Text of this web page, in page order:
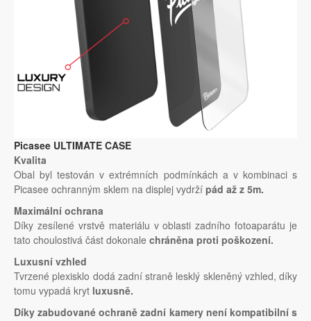
Picasee ULTIMATE CASE
Kvalita
Obal byl testován v extrémních podmínkách a v kombinaci s
Picasee ochranným sklem na displej vydrží pád až z 5m.
Maximální ochrana
Díky zesílené vrstvě materiálu v oblasti zadního fotoaparátu je
tato choulostivá část dokonale chráněna proti poškození.
Luxusní vzhled
Tvrzené plexisklo dodá zadní straně lesklý skleněný vzhled, díky
tomu vypadá kryt luxusně.
Díky zabudované ochraně zadní kamery není kompatibilní s